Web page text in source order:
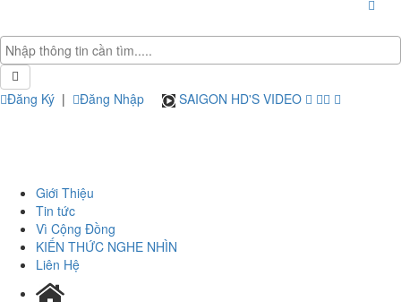
Đăng Ký | Đăng Nhập SAIGON HD'S VIDEO
Giới Thiệu
Tin tức
Vì Cộng Đồng
KIẾN THỨC NGHE NHÌN
Liên Hệ